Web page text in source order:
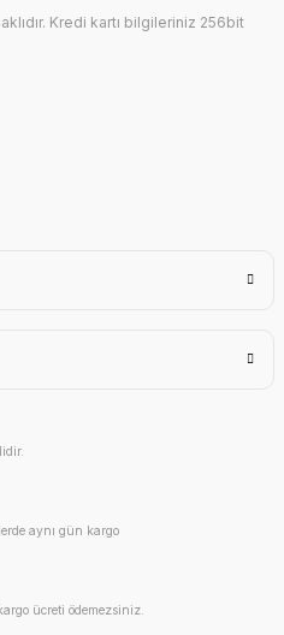
Kredi kartı bilgileriniz 256bit
aynı gün kargo
ücreti ödemezsiniz.